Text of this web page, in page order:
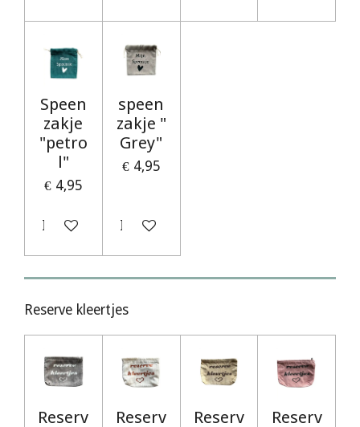
Speen
zakje
"petro
l"
€ 4,95
In winkelwagen
speen
zakje "
Grey"
€ 4,95
In winkelwagen
Reserve kleertjes
Reserv
Reserv
Reserv
Reserv